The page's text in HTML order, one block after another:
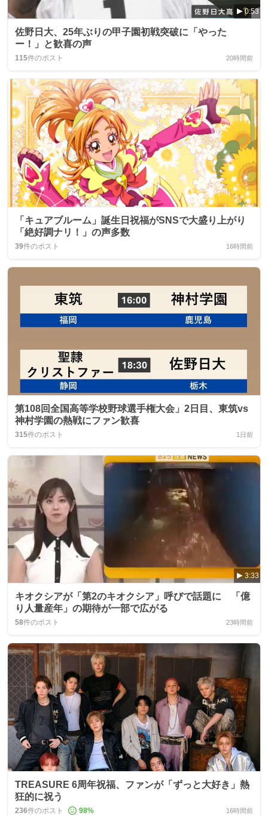
0:53
佐野日大、25年ぶりの甲子園初戦突破に「やった
ー！」と歓喜の声
115件のポスト 20時間前
「キュアブルーム」誕生日祝福がSNSで大盛り上がり
「絶好調ナリ！」の声多数
39件のポスト 16時間前
第108回全国高等学校野球選手権大会」2日目、東筑vs
神村学園の熱戦にファン歓喜
315件のポスト 1日前
3:33
キオクシアが「第2のキオクシア」呼びで話題に 「億
り人量産年」の期待が一部で広がる
58件のポスト 23時間前
TREASURE 6周年祝福、ファンが「ずっと大好き」熱
狂的に祝う
236件のポスト 98% 16時間前